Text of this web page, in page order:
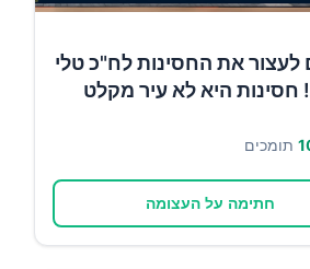
לעצור את החסינות לח"כ טלי
חסינות היא לא עיר מקלט
תומכים
חתימה על העצומה